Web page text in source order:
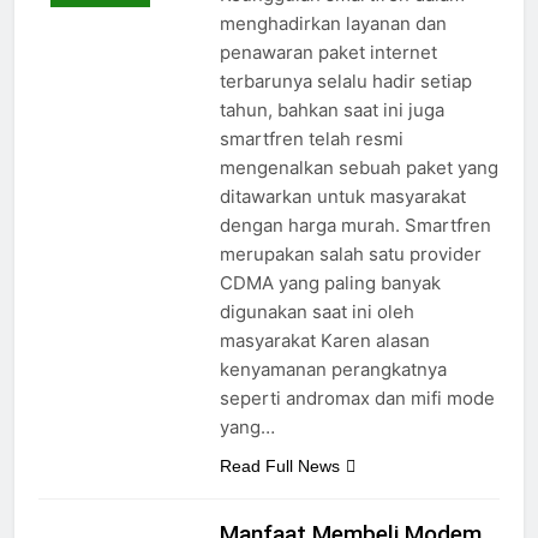
menghadirkan layanan dan
penawaran paket internet
terbarunya selalu hadir setiap
tahun, bahkan saat ini juga
smartfren telah resmi
mengenalkan sebuah paket yang
ditawarkan untuk masyarakat
dengan harga murah. Smartfren
merupakan salah satu provider
CDMA yang paling banyak
digunakan saat ini oleh
masyarakat Karen alasan
kenyamanan perangkatnya
seperti andromax dan mifi mode
yang…
Read Full News